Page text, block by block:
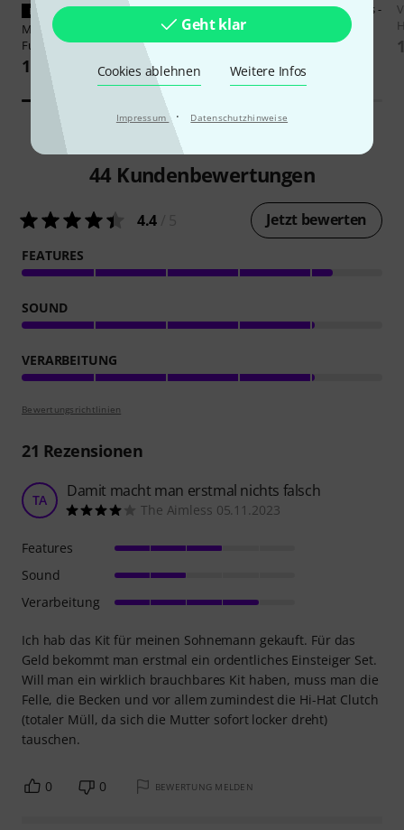
Geht klar
Cookies ablehnen Weitere Infos
Impressum · Datenschutzhinweise
PASST GARANTIERT
Millenium
Tour Drum Bag Set
Fusion 1
129 €
Millenium5A Maple Drumsticks -
Wood-
2,20 €
44 Kundenbewertungen
4.4 Jetzt bewerten
FEATURES
SOUND
VERARBEITUNG
Bewertungsrichtlinien
21 Rezensionen
TA Damit macht man erstmal nichts falsch
The Aimless 05.11.2023
Ich hab das Kit für meinen Sohnemann gekauft. Für das
Geld bekommt man erstmal ein ordentliches Einsteiger Set.
Will man ein wirklich brauchbares Kit haben, muss man die
Felle, die Becken und vor allem zumindest die Hi-Hat Clutch
(totaler Müll, da sich die Mutter sofort locker dreht)
tauschen.
Features
Sound
Verarbeitung
0 0 BEWERTUNG MELDEN